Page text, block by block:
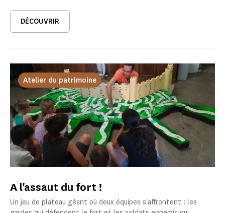
DÉCOUVRIR
Atelier du patrimoine
A l'assaut du fort !
Un jeu de plateau géant où deux équipes s'affrontent : les